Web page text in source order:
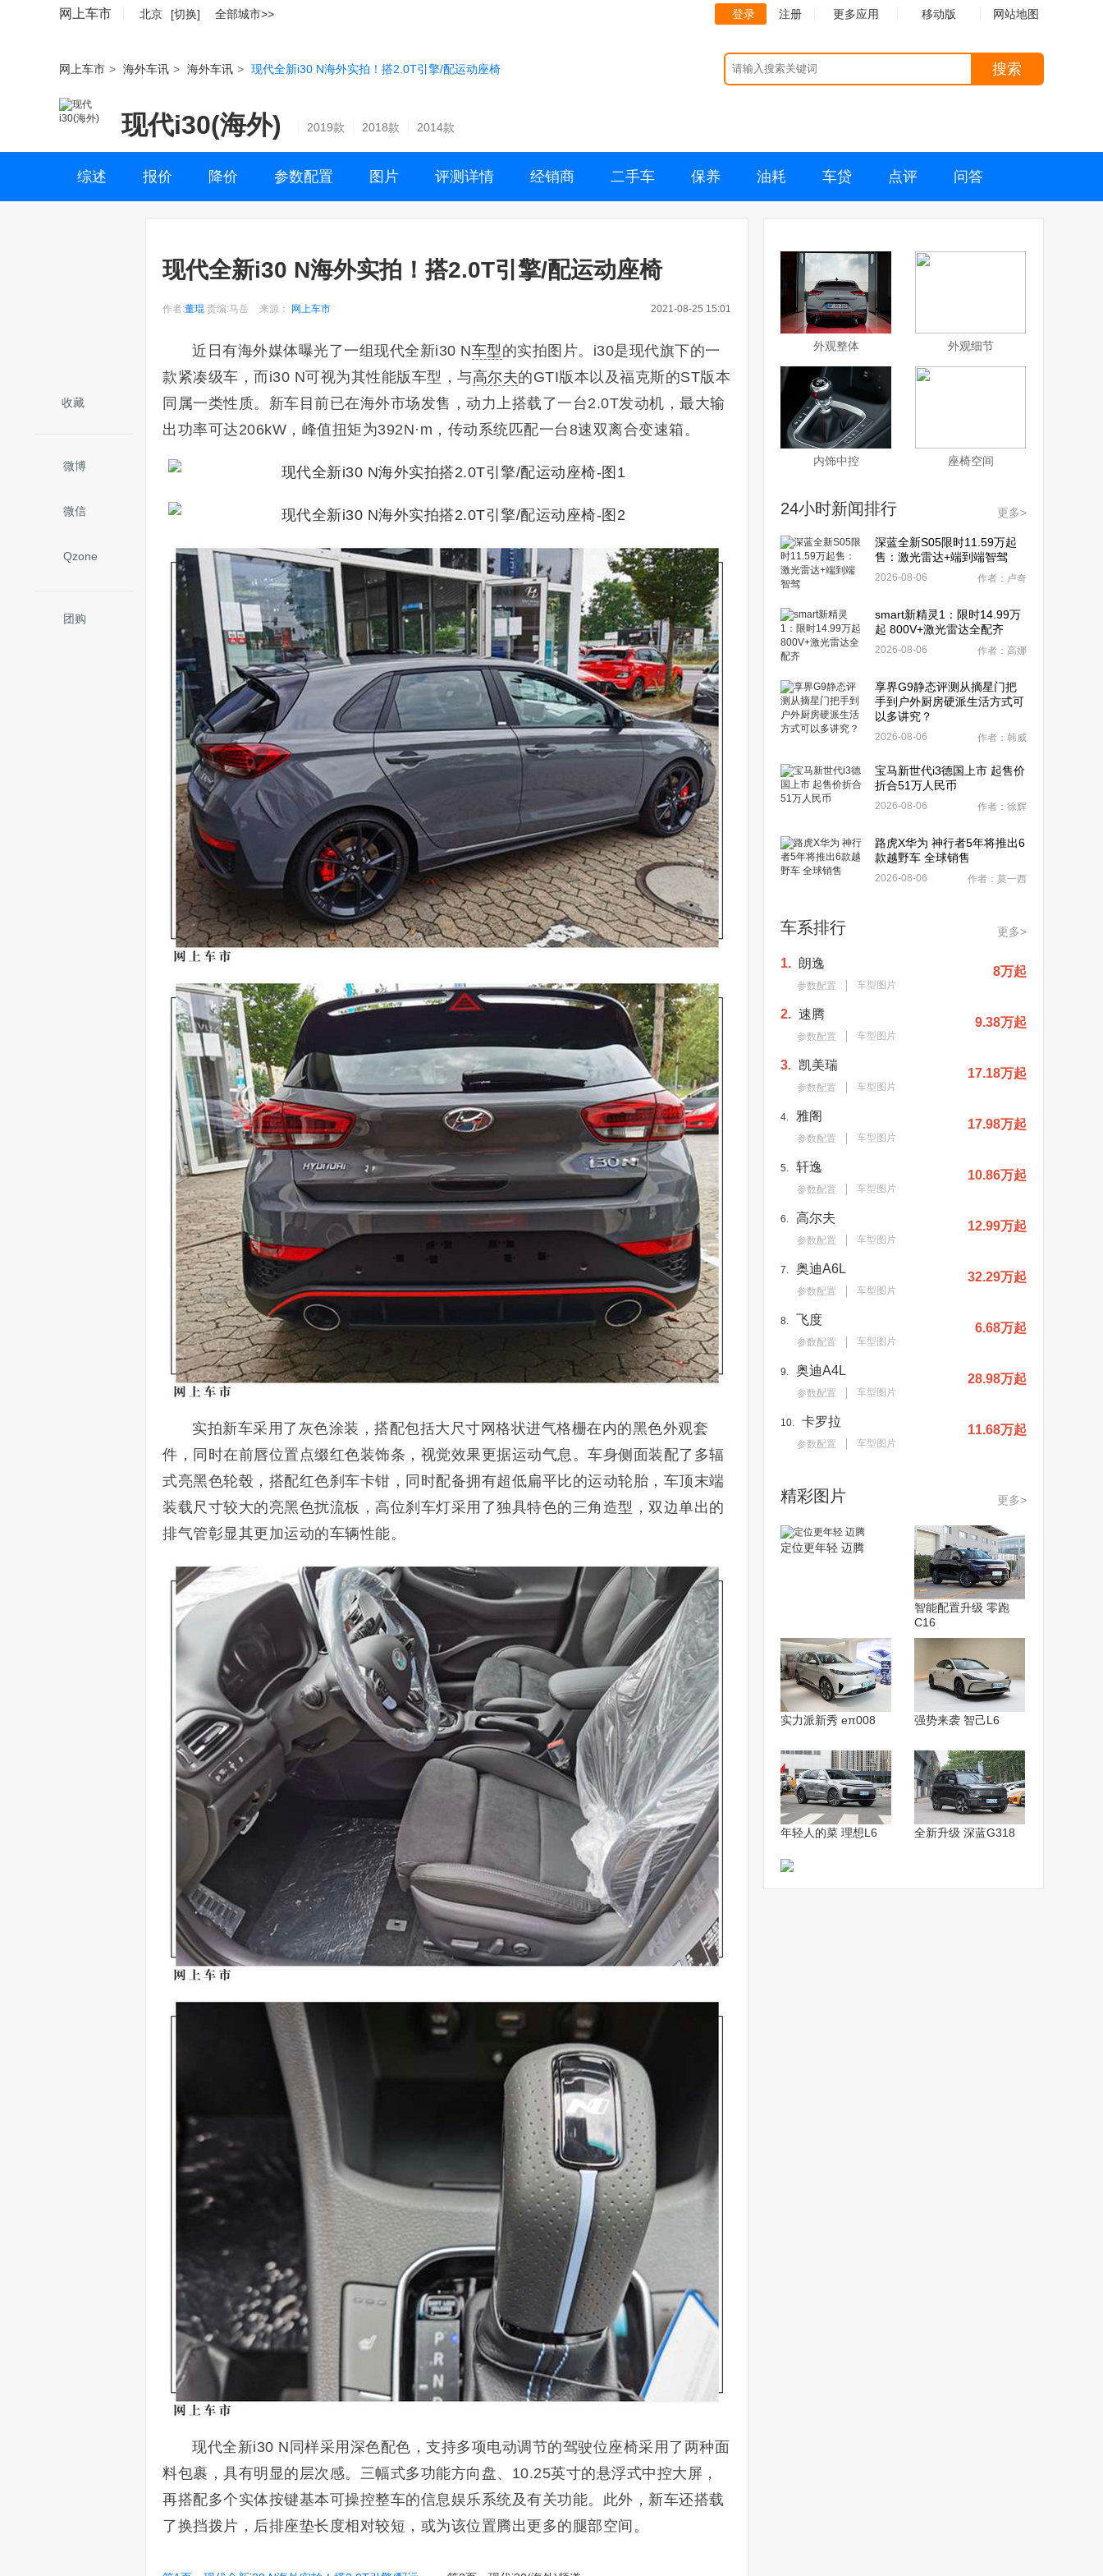
网上车市 北京 [切换] 全部城市>> 登录 注册 更多应用 移动版 网站地图
网上车市 > 海外车讯 > 海外车讯 > 现代全新i30 N海外实拍！搭2.0T引擎/配运动座椅 搜索
现代i30(海外) 2019款 2018款 2014款
综述 报价 降价 参数配置 图片 评测详情 经销商 二手车 保养 油耗 车贷 点评 问答
收藏
微博
微信
Qzone
团购
现代全新i30 N海外实拍！搭2.0T引擎/配运动座椅
作者:董琨 责编:马岳 来源： 网上车市 2021-08-25 15:01
近日有海外媒体曝光了一组现代全新i30 N车型 的实拍图片。i30是现代旗下的一
款紧凑级车，而i30 N可视为其性能版车型，与高尔夫的GTI版本以及福克斯的ST版本
同属一类性质。新车目前已在海外市场发售，动力上搭载了一台2.0T发动机，最大输
出功率可达206kW，峰值扭矩为392N·m，传动系统匹配一台8速双离合变速箱。
实拍新车采用了灰色涂装，搭配包括大尺寸网格状进气格栅在内的黑色外观套
件，同时在前唇位置点缀红色装饰条，视觉效果更据运动气息。车身侧面装配了多辐
式亮黑色轮毂，搭配红色刹车卡钳，同时配备拥有超低扁平比的运动轮胎，车顶末端
装载尺寸较大的亮黑色扰流板，高位刹车灯采用了独具特色的三角造型，双边单出的
排气管彰显其更加运动的车辆性能。
现代全新i30 N同样采用深色配色，支持多项电动调节的驾驶位座椅采用了两种面
料包裹，具有明显的层次感。三幅式多功能方向盘、10.25英寸的悬浮式中控大屏，
再搭配多个实体按键基本可操控整车的信息娱乐系统及有关功能。此外，新车还搭载
了换挡拨片，后排座垫长度相对较短，或为该位置腾出更多的腿部空间。
外观整体 外观细节
内饰中控 座椅空间
24小时新闻排行 更多>
深蓝全新S05限时11.59万起
售：激光雷达+端到端智驾
2026-08-06 作者：卢奇
smart新精灵1：限时14.99万
起 800V+激光雷达全配齐
2026-08-06 作者：高娜
享界G9静态评测从摘星门把
手到户外厨房硬派生活方式可
以多讲究？
2026-08-06 作者：韩威
宝马新世代i3德国上市 起售价
折合51万人民币
2026-08-06 作者：徐辉
路虎X华为 神行者5年将推出6
款越野车 全球销售
2026-08-06 作者：莫一西
车系排行 更多>
1. 朗逸
参数配置 车型图片
8万起
2. 速腾
参数配置 车型图片
9.38万起
3. 凯美瑞
参数配置 车型图片
17.18万起
4. 雅阁
参数配置 车型图片
17.98万起
5. 轩逸
参数配置 车型图片
10.86万起
6. 高尔夫
参数配置 车型图片
12.99万起
7. 奥迪A6L
参数配置 车型图片
32.29万起
8. 飞度
参数配置 车型图片
6.68万起
9. 奥迪A4L
参数配置 车型图片
28.98万起
10. 卡罗拉
参数配置 车型图片
11.68万起
精彩图片 更多>
定位更年轻 迈腾
智能配置升级 零跑
C16
实力派新秀 eπ008 强势来袭 智己L6
年轻人的菜 理想L6 全新升级 深蓝G318